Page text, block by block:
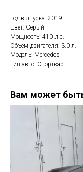
Год выпуска: 2019
Цвет: Серый
Мощность: 410 л.с.
Объем двигателя: 3.0 л.
Модель: Mercedes
Тип авто: Спорткар
Вам может